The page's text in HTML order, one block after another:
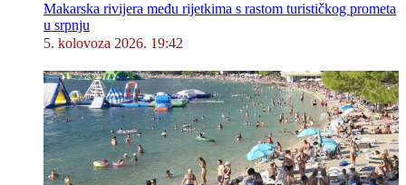
Makarska rivijera među rijetkima s rastom turističkog prometa
u srpnju
5. kolovoza 2026. 19:42